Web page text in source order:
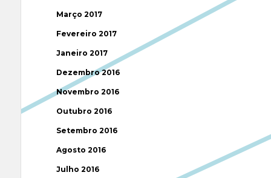
Março 2017
Fevereiro 2017
Janeiro 2017
Dezembro 2016
Novembro 2016
Outubro 2016
Setembro 2016
Agosto 2016
Julho 2016